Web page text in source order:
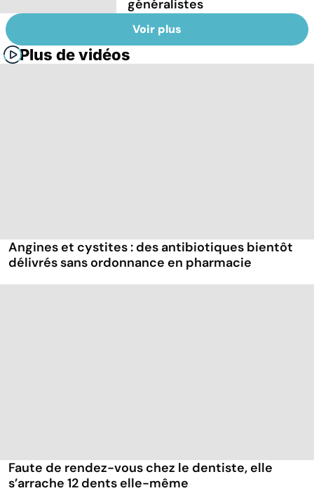
généralistes
Voir plus
Plus de vidéos
Angines et cystites : des antibiotiques bientôt
délivrés sans ordonnance en pharmacie
Faute de rendez-vous chez le dentiste, elle
s’arrache 12 dents elle-même